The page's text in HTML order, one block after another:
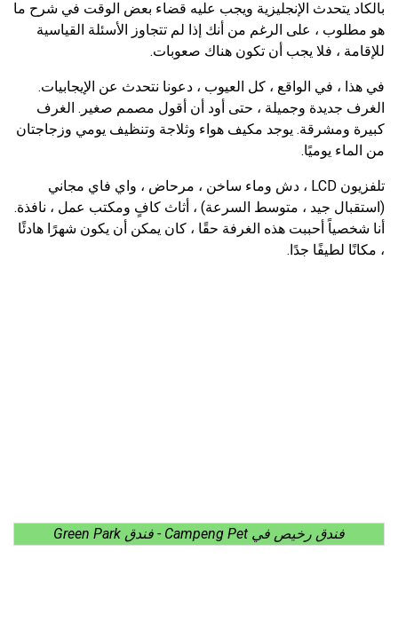
بالكاد يتحدث الإنجليزية ويجب عليه قضاء بعض الوقت في شرح ما
هو مطلوب ، على الرغم من أنك إذا لم تتجاوز الأسئلة القياسية
للإقامة ، فلا يجب أن تكون هناك صعوبات.
في هذا ، في الواقع ، كل العيوب ، دعونا نتحدث عن الإيجابيات.
الغرف جديدة وجميلة ، حتى أود أن أقول مصمم صغير. الغرف
كبيرة ومشرقة. يوجد مكيف هواء وثلاجة وتنظيف يومي وزجاجتان
من الماء يوميًا.
تلفزيون LCD ، دش وماء ساخن ، مرحاض ، واي فاي مجاني
(استقبال جيد ، متوسط ​​السرعة) ، أثاث كافٍ ومكتب عمل ، نافذة.
أنا شخصياً أحببت هذه الغرفة حقًا ، كان يمكن أن يكون شهرًا هادئًا
، مكانًا لطيفًا جدًا.
فندق رخيص في Campeng Pet - فندق Green Park